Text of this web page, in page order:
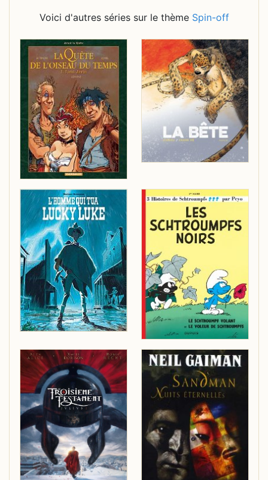
Voici d'autres séries sur le thème Spin-off